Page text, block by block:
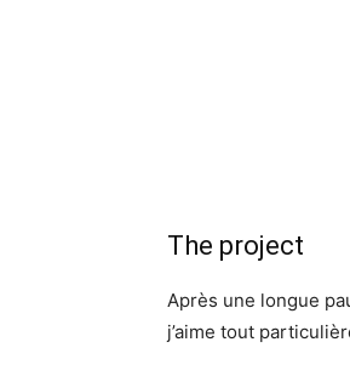
The project
Après une longue
j’aime tout